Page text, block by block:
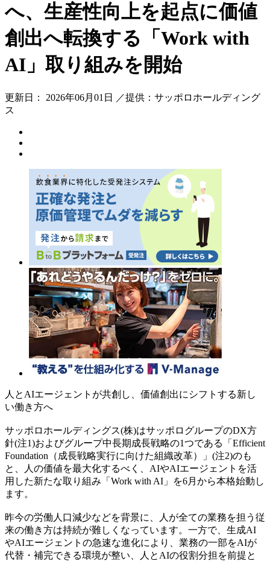
へ、生産性向上を起点に価値
創出へ転換する「Work with
AI」取り組みを開始
更新日： 2026年06月01日 ／提供：サッポロホールディング
ス
人とAIエージェントが共創し、価値創出にシフトする新し
い働き方へ
サッポロホールディングス(株)はサッポログループのDX方
針(注1)およびグループ中長期成長戦略の1つである「Efficient
Foundation（成長戦略実行に向けた組織改革）」(注2)のも
と、人の価値を最大化するべく、AIやAIエージェントを活
用した新たな取り組み「Work with AI」を6月から本格始動し
ます。
昨今の労働人口減少などを背景に、人が全ての業務を担う従
来の働き方は持続が難しくなっています。一方で、生成AI
やAIエージェントの急速な進化により、業務の一部をAIが
代替・補完できる環境が整い、人とAIの役割分担を前提と